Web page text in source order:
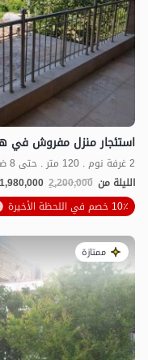
استئجار منزل مفروش في
2 غرفة نوم . 120 متر . حتى 8 ضيف
الليلة من 2,200,000
1,980,000
10٪ خصم في اللحظة الأخيرة
ممتازة